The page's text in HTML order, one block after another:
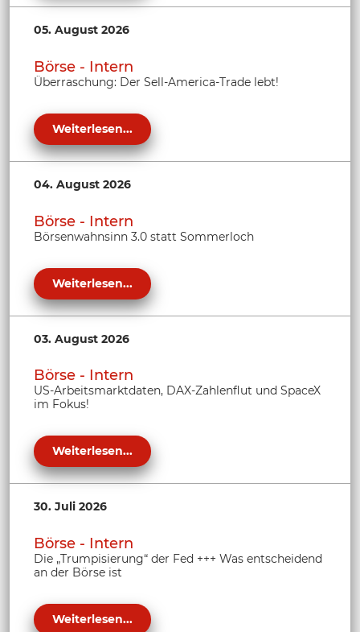
05. August 2026
Börse - Intern
Überraschung: Der Sell-America-Trade lebt!
Weiterlesen...
04. August 2026
Börse - Intern
Börsenwahnsinn 3.0 statt Sommerloch
Weiterlesen...
03. August 2026
Börse - Intern
US-Arbeitsmarktdaten, DAX-Zahlenflut und SpaceX
im Fokus!
Weiterlesen...
30. Juli 2026
Börse - Intern
Die „Trumpisierung“ der Fed +++ Was entscheidend
an der Börse ist
Weiterlesen...